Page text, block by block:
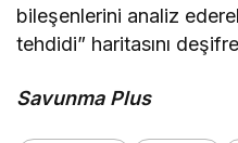
bileşenlerini analiz
tehdidi” haritasını
Savunma Plus